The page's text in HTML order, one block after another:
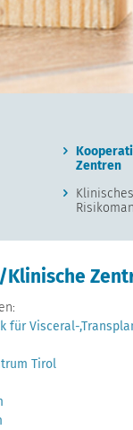
Zentren
Klinisches
für Visceral-
Tirol